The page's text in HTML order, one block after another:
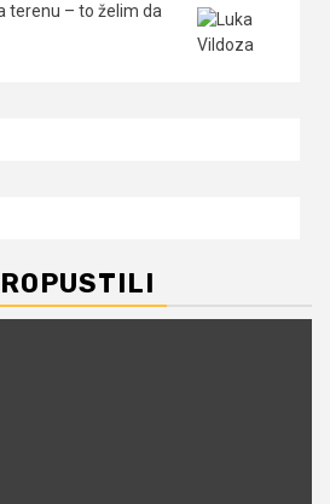
terenu – to želim da